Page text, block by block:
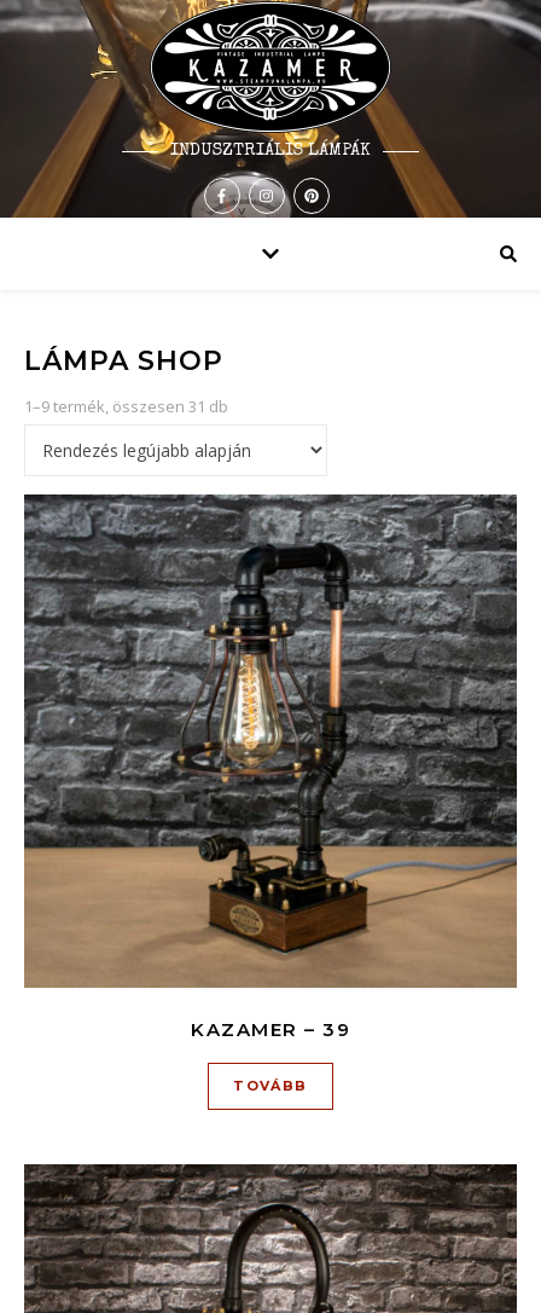
INDUSZTRIÁLIS LÁMPÁK
LÁMPA SHOP
1–9 termék, összesen 31 db
KAZAMER – 39
TOVÁBB